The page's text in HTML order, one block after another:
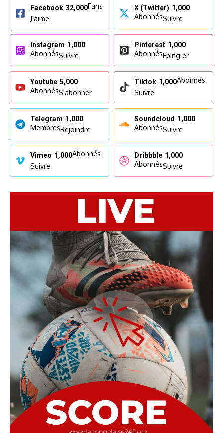
Facebook 32,000Fans
J'aime
X (Twitter) 1,000
AbonnésSuivre
Instagram 1,000
AbonnésSuivre
Pinterest 1,000
AbonnésEpingler
Youtube 5,000
AbonnésS'abonner
Tiktok 1,000Abonnés
Suivre
Telegram 1,000
MembresRejoindre
Soundcloud 1,000
AbonnésSuivre
Vimeo 1,000Abonnés
Suivre
Dribbble 1,000
AbonnésSuivre